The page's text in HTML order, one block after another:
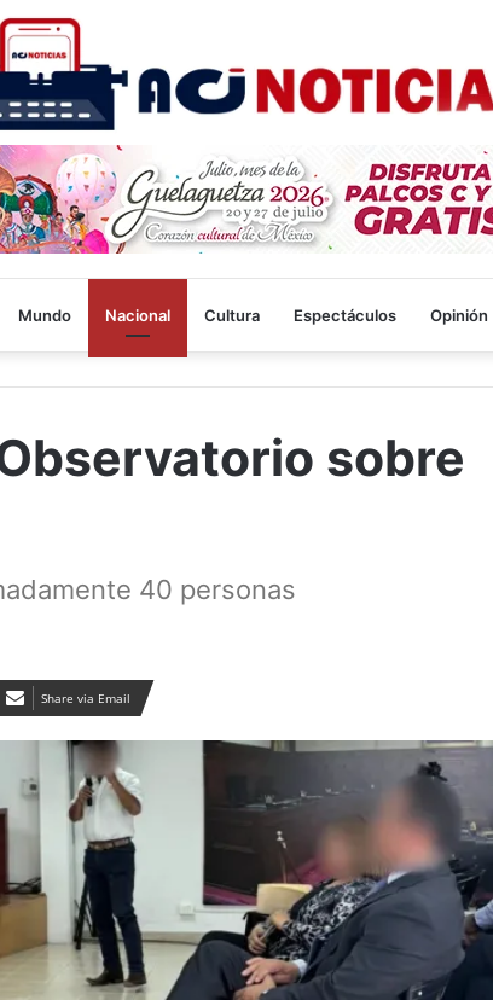
Mundo Nacional Cultura Espectáculos Opinión
sobre
40 personas
Share via Email